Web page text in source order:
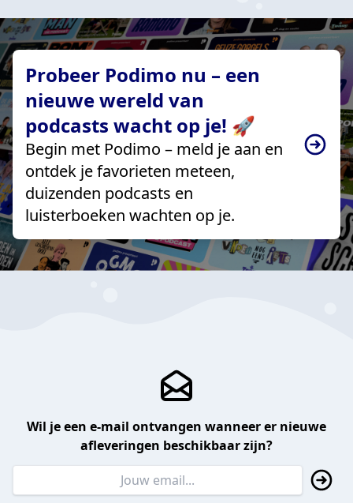
Probeer Podimo nu – een
nieuwe wereld van
podcasts wacht op je! 🚀
Begin met Podimo – meld je aan en
ontdek je favorieten meteen,
duizenden podcasts en
luisterboeken wachten op je.
Wil je een e-mail ontvangen wanneer er nieuwe
afleveringen beschikbaar zijn?